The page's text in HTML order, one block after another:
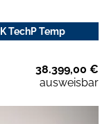
TechP Temp
38.399,00 €
ausweisbar